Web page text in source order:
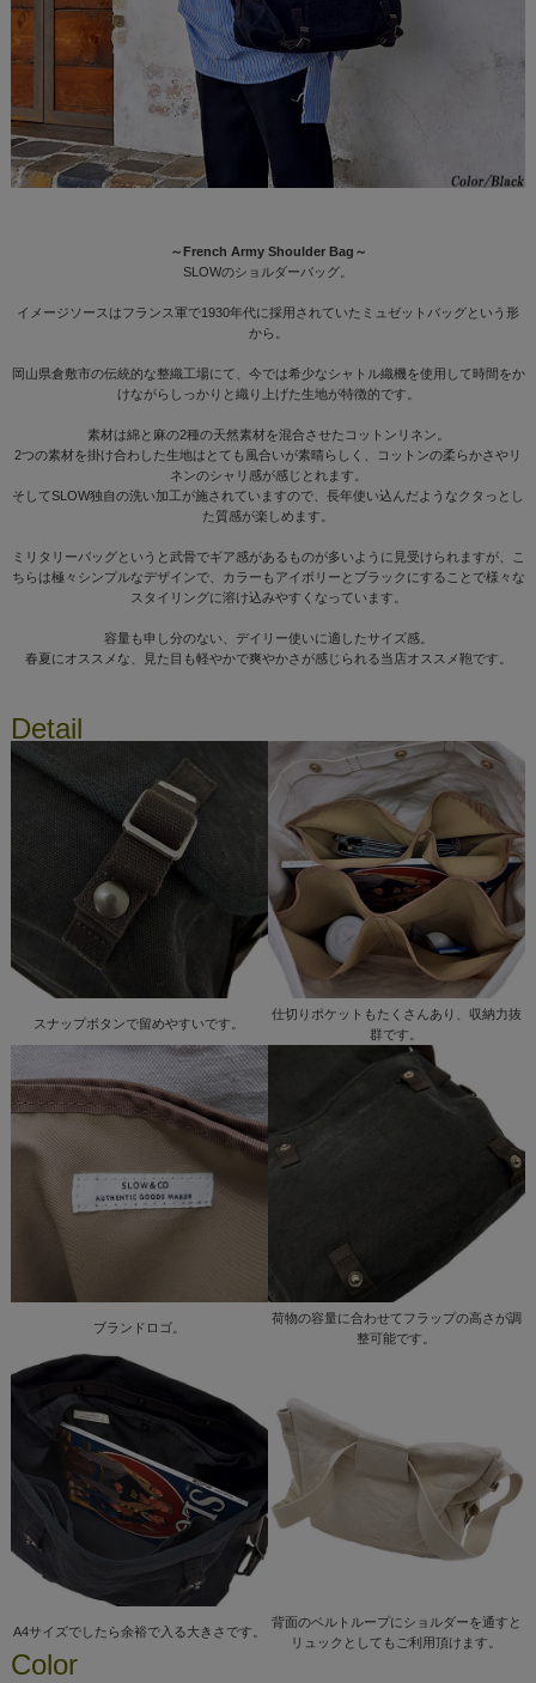
～French Army Shoulder Bag～
SLOWのショルダーバッグ。
イメージソースはフランス軍で1930年代に採用されていたミュゼットバッグという形
から。
岡山県倉敷市の伝統的な整織工場にて、今では希少なシャトル織機を使用して時間をか
けながらしっかりと織り上げた生地が特徴的です。
素材は綿と麻の2種の天然素材を混合させたコットンリネン。
2つの素材を掛け合わした生地はとても風合いが素晴らしく、コットンの柔らかさやリ
ネンのシャリ感が感じとれます。
そしてSLOW独自の洗い加工が施されていますので、長年使い込んだようなクタっとし
た質感が楽しめます。
ミリタリーバッグというと武骨でギア感があるものが多いように見受けられますが、こ
ちらは極々シンプルなデザインで、カラーもアイボリーとブラックにすることで様々な
スタイリングに溶け込みやすくなっています。
容量も申し分のない、デイリー使いに適したサイズ感。
春夏にオススメな、見た目も軽やかで爽やかさが感じられる当店オススメ鞄です。
Detail
スナップボタンで留めやすいです。
仕切りポケットもたくさんあり、収納力抜
群です。
ブランドロゴ。
荷物の容量に合わせてフラップの高さが調
整可能です。
A4サイズでしたら余裕で入る大きさです。
背面のベルトループにショルダーを通すと
リュックとしてもご利用頂けます。
Color